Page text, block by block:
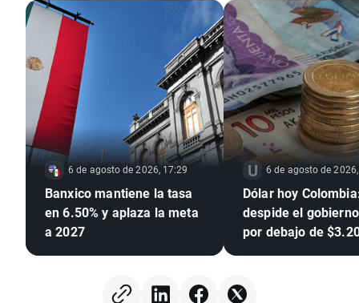
6 de agosto de 2026, 17:29
Banxico mantiene la tasa
en 6.50% y aplaza la meta
a 2027
6 de agosto de
Dólar hoy
despide el
por debajo de